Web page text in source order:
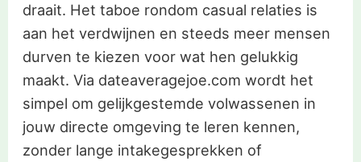
draait. Het taboe rondom casual relaties is
aan het verdwijnen en steeds meer mensen
durven te kiezen voor wat hen gelukkig
maakt. Via dateaveragejoe.com wordt het
simpel om gelijkgestemde volwassenen in
jouw directe omgeving te leren kennen,
zonder lange intakegesprekken of